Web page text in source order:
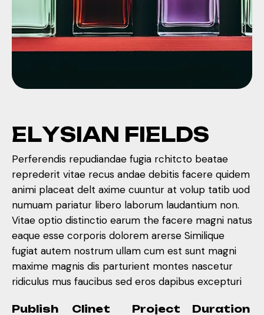
ELYSIAN FIELDS
Perferendis repudiandae fugia rchitcto beatae
reprederit vitae recus andae debitis facere quidem
animi placeat delt axime cuuntur at volup tatib uod
numuam pariatur libero laborum laudantium non.
Vitae optio distinctio earum the facere magni natus
eaque esse corporis dolorem arerse Similique
fugiat autem nostrum ullam cum est sunt magni
maxime magnis dis parturient montes nascetur
ridiculus mus faucibus sed eros dapibus excepturi
Publish
Clinet
Project
Duration